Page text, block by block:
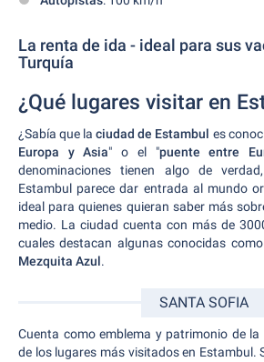
La renta de ida - ideal para sus
Turquía
¿Qué lugares visitar en
¿Sabía que laciudad de Estambul es
Europa y Asia" o el "puente entre
denominaciones tienen algo de
Estambul parece dar entrada al mundo
ideal para quienes quieran saber más
medio. La ciudad cuenta con más de
cuales destacan algunas conocidas
Mezquita Azul.
SANTA SOFIA
Cuenta como emblema y patrimonio de
de los lugares más visitados en Estambul.